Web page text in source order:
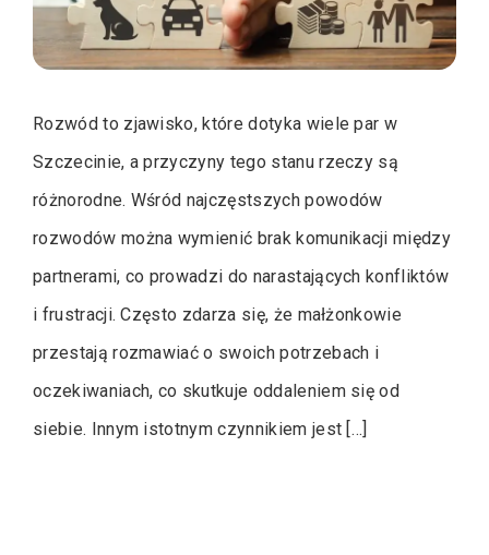
Rozwód to zjawisko, które dotyka wiele par w
Szczecinie, a przyczyny tego stanu rzeczy są
różnorodne. Wśród najczęstszych powodów
rozwodów można wymienić brak komunikacji między
partnerami, co prowadzi do narastających konfliktów
i frustracji. Często zdarza się, że małżonkowie
przestają rozmawiać o swoich potrzebach i
oczekiwaniach, co skutkuje oddaleniem się od
siebie. Innym istotnym czynnikiem jest […]